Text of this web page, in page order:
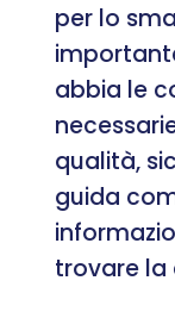
per lo
abbia le
qualità,
guida
trovare la